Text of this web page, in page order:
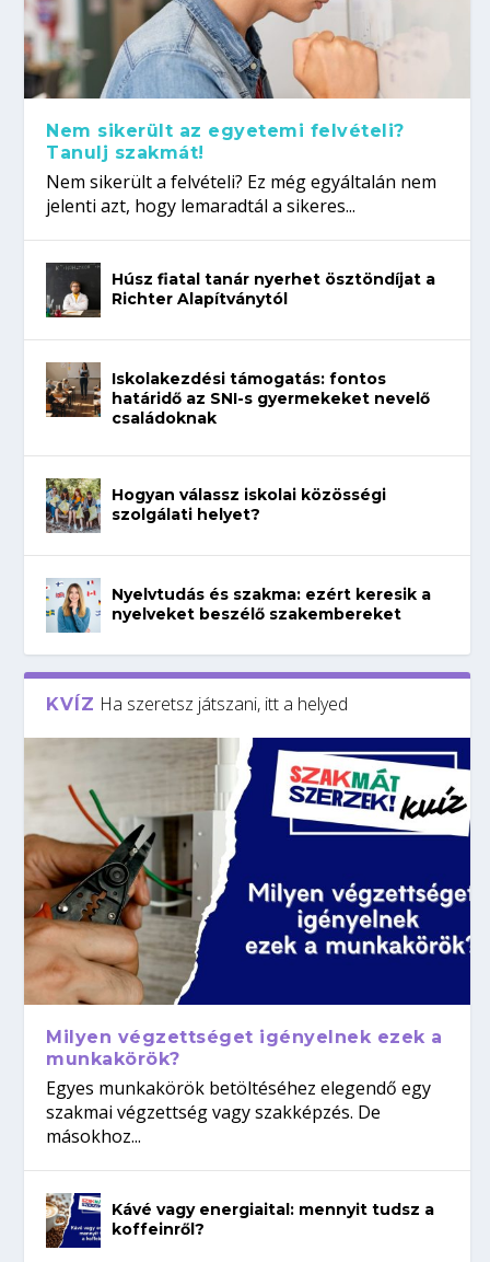
Nem sikerült az egyetemi felvételi?
Tanulj szakmát!
Nem sikerült a felvételi? Ez még egyáltalán nem
jelenti azt, hogy lemaradtál a sikeres...
Húsz fiatal tanár nyerhet ösztöndíjat a
Richter Alapítványtól
Iskolakezdési támogatás: fontos
határidő az SNI-s gyermekeket nevelő
családoknak
Hogyan válassz iskolai közösségi
szolgálati helyet?
Nyelvtudás és szakma: ezért keresik a
nyelveket beszélő szakembereket
KVÍZ Ha szeretsz játszani, itt a helyed
Milyen végzettséget igényelnek ezek a
munkakörök?
Egyes munkakörök betöltéséhez elegendő egy
szakmai végzettség vagy szakképzés. De
másokhoz...
Kávé vagy energiaital: mennyit tudsz a
koffeinről?